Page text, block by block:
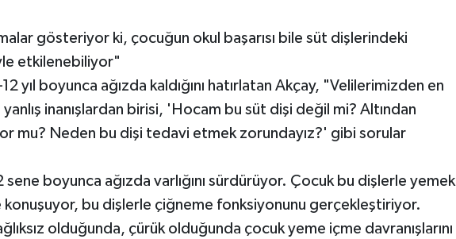
gösteriyor ki, çocuğun okul başarısı bile süt dişlerindeki
etkilenebiliyor"
yıl boyunca ağızda kaldığını hatırlatan Akçay, "Velilerimizden en
inanışlardan birisi, 'Hocam bu süt dişi değil mi? Altından
mu? Neden bu dişi tedavi etmek zorundayız?' gibi sorular
sene boyunca ağızda varlığını sürdürüyor. Çocuk bu dişlerle yemek
konuşuyor, bu dişlerle çiğneme fonksiyonunu gerçekleştiriyor.
olduğunda, çürük olduğunda çocuk yeme içme davranışlarını